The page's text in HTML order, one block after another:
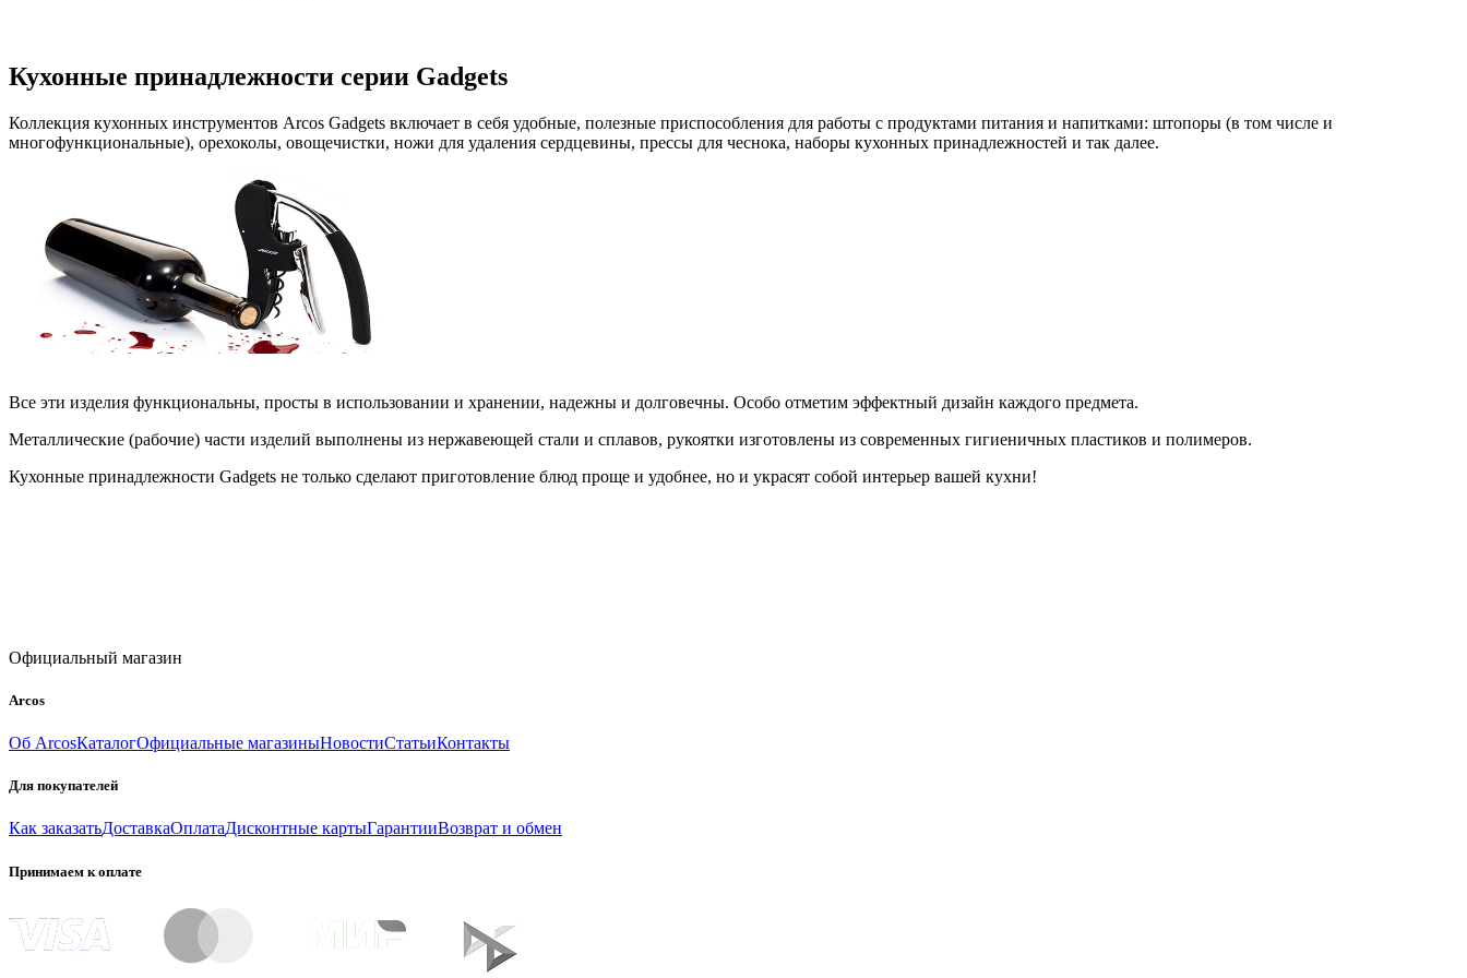
Кухонные принадлежности серии Gadgets
Коллекция кухонных инструментов Arcos Gadgets включает в себя удобные, полезные приспособления для работы с продуктами питания и напитками: штопоры (в том числе и
многофункциональные), орехоколы, овощечистки, ножи для удаления сердцевины, прессы для чеснока, наборы кухонных принадлежностей и так далее.
Все эти изделия функциональны, просты в использовании и хранении, надежны и долговечны. Особо отметим эффектный дизайн каждого предмета.
Металлические (рабочие) части изделий выполнены из нержавеющей стали и сплавов, рукоятки изготовлены из современных гигиеничных пластиков и полимеров.
Кухонные принадлежности Gadgets не только сделают приготовление блюд проще и удобнее, но и украсят собой интерьер вашей кухни!
Официальный магазин
Arcos
Об ArcosКаталогОфициальные магазиныНовостиСтатьиКонтакты
Для покупателей
Как заказатьДоставкаОплатаДисконтные картыГарантииВозврат и обмен
Принимаем к оплате